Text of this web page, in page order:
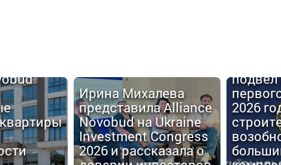
Ирина Михалева
представила Alliance
Novobud на Ukraine
Investment Congress
2026 и рассказала о
подвел
2026